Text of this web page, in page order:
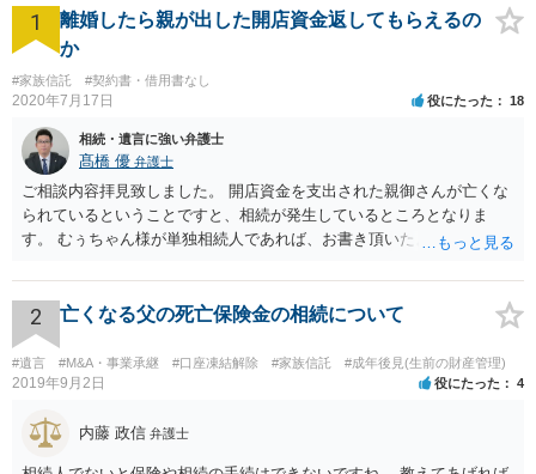
1
離婚したら親が出した開店資金返してもらえるの
か
#家族信託 #契約書・借用書なし
2020年7月17日 役にたった 18
相続・遺言に強い弁護士
髙橋 優 弁護士
ご相談内容拝見致しました。 開店資金を支出された親御さんが亡くな
られているということですと、相続が発生しているところとなりま
す。 むぅちゃん様が単独相続人であれば、お書き頂いたような方法で
相続人おられるということであれば、他の相続人との協議が必要とな
るところです。 また、当該点とは別にご主人から貸付ではなく贈与で
あると主張される可能性がございます。 その場合には、貸付であるこ
とを伺わせる事情をどれだけ積み重ねることが出来るか、というとこ
ろとなります。 返済の事実や、返済を約束するメール等です。 金額の
おく方が宜しいかと思います。 緊急という訳ではないかと思います
2 亡くなる父の死亡保険金の相続について
#遺言 #M&A・事業承継 #口座凍結解除 #家族信託 #成年後見(生前の財産管理)
2019年9月2日 役にたった 4
内藤 政信 弁護士